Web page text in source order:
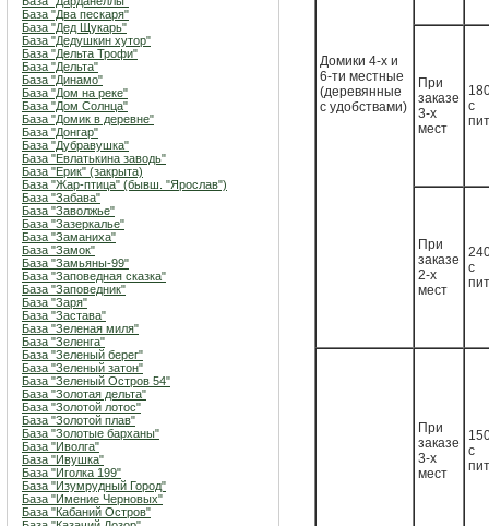
База "Два пескаря"
База "Дед Щукарь"
База "Дедушкин хутор"
База "Дельта Трофи"
База "Дельта"
База "Динамо"
База "Дом на реке"
База "Дом Солнца"
База "Домик в деревне"
База "Донгар"
База "Дубравушка"
База "Евлатькина заводь"
База "Ерик" (закрыта)
База "Жар-птица" (бывш. "Ярослав")
База "Забава"
База "Заволжье"
База "Зазеркалье"
База "Заманиха"
База "Замок"
База "Замьяны-99"
База "Заповедная сказка"
База "Заповедник"
База "Заря"
База "Застава"
База "Зеленая миля"
База "Зеленга"
База "Зеленый берег"
База "Зеленый затон"
База "Зеленый Остров 54"
База "Золотая дельта"
База "Золотой лотос"
База "Золотой плав"
База "Золотые барханы"
База "Иволга"
База "Ивушка"
База "Иголка 199"
База "Изумрудный Город"
База "Имение Черновых"
База "Кабаний Остров"
Домики 4-х и
6-ти местные
(деревянные
с удобствами)
При
заказе
3-х
мест
с
При
заказе
2-х
мест
с
При
заказе
3-х
мест
с